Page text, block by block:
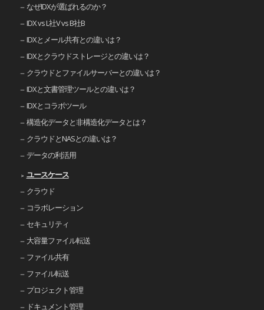
なぜIDXが選ばれるのか？
IDX vs L社V vs B社B
IDXとメール共有との違いは？
IDXとクラウドストレージとの違いは？
クラウドとファイルサーバーとの違いは？
IDXと文書管理ツールとの違いは？
IDXとコラボツール
構造化データと非構造化データとは？
クラウドとNASとの違いは？
データの利活用
ユースケース
クラウド
コラボレーション
セキュリティ
大容量ファイル転送
ファイル共有
ファイル転送
プロジェクト管理
ドキュメント管理